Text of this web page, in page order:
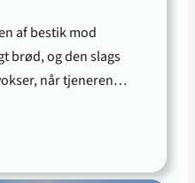
af bestik mod
brød, og den slags
når tjeneren…